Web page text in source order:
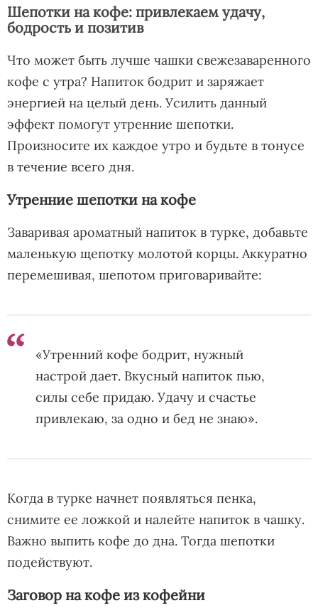
Шепотки на кофе: привлекаем удачу,
бодрость и позитив
Что может быть лучше чашки свежезаваренного
кофе с утра? Напиток бодрит и заряжает
энергией на целый день. Усилить данный
эффект помогут утренние шепотки.
Произносите их каждое утро и будьте в тонусе
в течение всего дня.
Утренние шепотки на кофе
Заваривая ароматный напиток в турке, добавьте
маленькую щепотку молотой корцы. Аккуратно
перемешивая, шепотом приговаривайте:
«Утренний кофе бодрит, нужный
настрой дает. Вкусный напиток пью,
силы себе придаю. Удачу и счастье
привлекаю, за одно и бед не знаю».
Когда в турке начнет появляться пенка,
снимите ее ложкой и налейте напиток в чашку.
Важно выпить кофе до дна. Тогда шепотки
подействуют.
Заговор на кофе из кофейни